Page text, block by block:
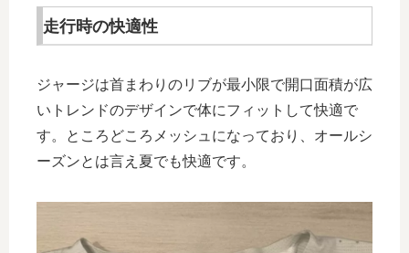
走行時の快適性
ジャージは首まわりのリブが最小限で開口面積が広
いトレンドのデザインで体にフィットして快適で
す。ところどころメッシュになっており、オールシ
ーズンとは言え夏でも快適です。